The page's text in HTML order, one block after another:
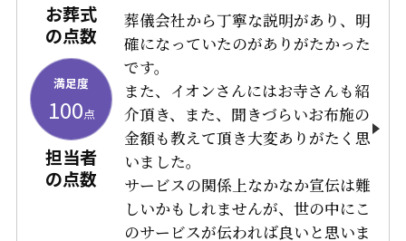
お葬式
の点数
満足度
100点
担当者
の点数
葬儀会社から丁寧な説明があり、明
確になっていたのがありがたかった
です。
また、イオンさんにはお寺さんも紹
介頂き、また、聞きづらいお布施の
金額も教えて頂き大変ありがたく思
いました。
サービスの関係上なかなか宣伝は難
しいかもしれませんが、世の中にこ
のサービスが伝われば良いと思いま